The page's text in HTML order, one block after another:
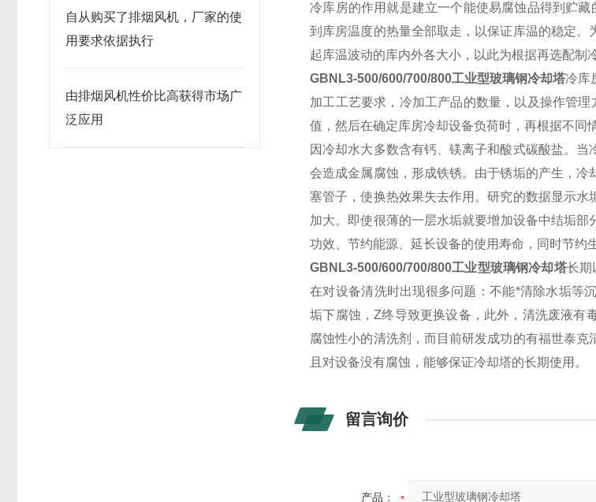
自从购买了排烟风机，厂家的使
用要求依据执行
由排烟风机性价比高获得市场广
泛应用
冷库房的作用就是建立一个能使易腐蚀品得到贮
到库房温度的热量全部取走，以保证库温的稳定。
起库温波动的库内外各大小，以此为根据再选配制
GBNL3-500/600/700/800工业型玻璃钢冷却塔冷库
加工工艺要求，冷加工产品的数量，以及操作管
值，然后在确定库房冷却设备负荷时，再根据不同
因冷却水大多数含有钙、镁离子和酸式碳酸盐。
会造成金属腐蚀，形成铁锈。由于锈垢的产生，
塞管子，使换热效果失去作用。研究的数据显示
加大。即使很薄的一层水垢就要增加设备中结垢
功效、节约能源、延长设备的使用寿命，同时节约
GBNL3-500/600/700/800工业型玻璃钢冷却塔长期
在对设备清洗时出现很多问题：不能*清除水垢等
垢下腐蚀，Z终导致更换设备，此外，清洗废液有
腐蚀性小的清洗剂，而目前研发成功的有福世泰
且对设备没有腐蚀，能够保证冷却塔的长期使用。
留言询价
产品：